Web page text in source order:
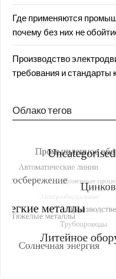
Где применяются
почему без них не
Производство
требования и стандарты
Облако тегов